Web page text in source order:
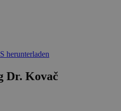
herunterladen
Dr. Kovač